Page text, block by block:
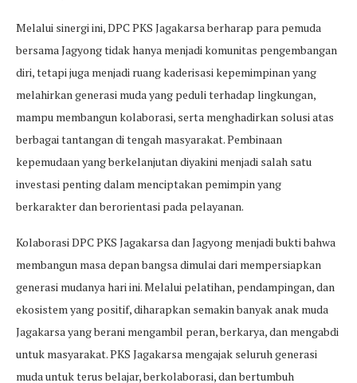
Melalui sinergi ini, DPC PKS Jagakarsa berharap para pemuda
bersama Jagyong tidak hanya menjadi komunitas pengembangan
diri, tetapi juga menjadi ruang kaderisasi kepemimpinan yang
melahirkan generasi muda yang peduli terhadap lingkungan,
mampu membangun kolaborasi, serta menghadirkan solusi atas
berbagai tantangan di tengah masyarakat. Pembinaan
kepemudaan yang berkelanjutan diyakini menjadi salah satu
investasi penting dalam menciptakan pemimpin yang
berkarakter dan berorientasi pada pelayanan.
Kolaborasi DPC PKS Jagakarsa dan Jagyong menjadi bukti bahwa
membangun masa depan bangsa dimulai dari mempersiapkan
generasi mudanya hari ini. Melalui pelatihan, pendampingan, dan
ekosistem yang positif, diharapkan semakin banyak anak muda
Jagakarsa yang berani mengambil peran, berkarya, dan mengabdi
untuk masyarakat. PKS Jagakarsa mengajak seluruh generasi
muda untuk terus belajar, berkolaborasi, dan bertumbuh